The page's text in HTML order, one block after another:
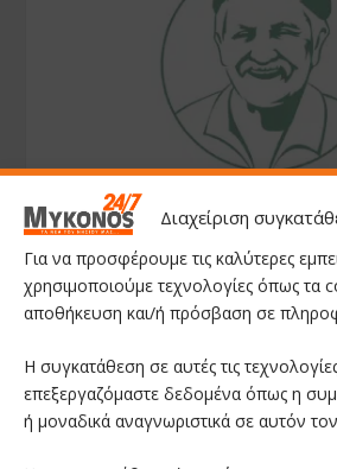
Διαχείριση
Για να προσφέρουμε τις καλύτερες
χρησιμοποιούμε τεχνολογίες όπως τα
αποθήκευση και/ή πρόσβαση σε
Η συγκατάθεση σε αυτές τις
επεξεργαζόμαστε δεδομένα όπως η
ή μοναδικά αναγνωριστικά σε αυτόν